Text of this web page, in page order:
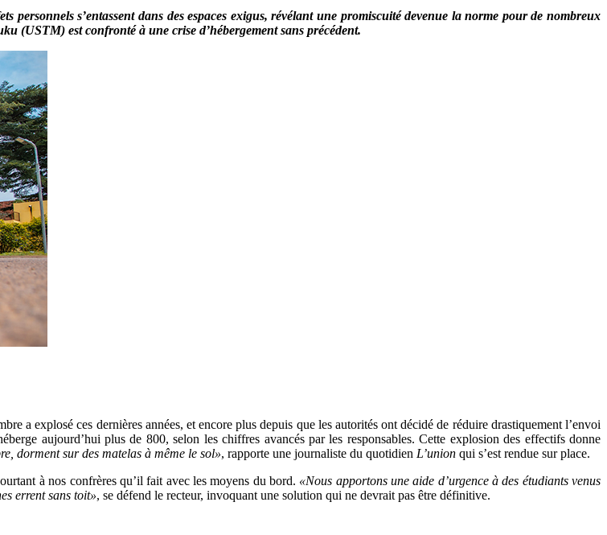
personnels s’entassent dans des espaces exigus, révélant une promiscuité devenue la norme pour de nombreux
(USTM) est confronté à une crise d’hébergement sans précédent.
a explosé ces dernières années, et encore plus depuis que les autorités ont décidé de réduire drastiquement l’envoi
aujourd’hui plus de 800, selon les chiffres avancés par les responsables. Cette explosion des effectifs donne
dorment sur des matelas à même le sol», rapporte une journaliste du quotidien L’union qui s’est rendue sur place.
à nos confrères qu’il fait avec les moyens du bord. «Nous apportons une aide d’urgence à des étudiants venus
errent sans toit», se défend le recteur, invoquant une solution qui ne devrait pas être définitive.